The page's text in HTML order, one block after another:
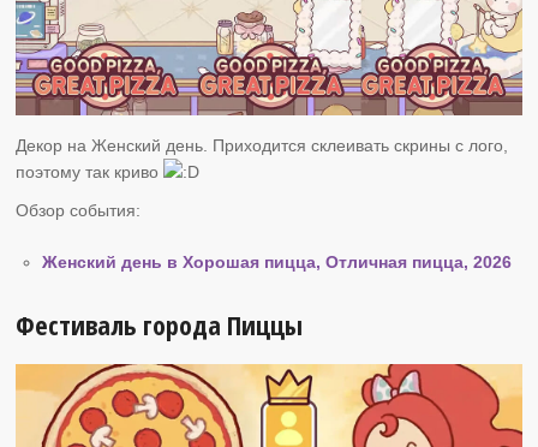
Декор на Женский день. Приходится склеивать скрины с лого,
поэтому так криво
Обзор события:
Женский день в Хорошая пицца, Отличная пицца, 2026
Фестиваль города Пиццы